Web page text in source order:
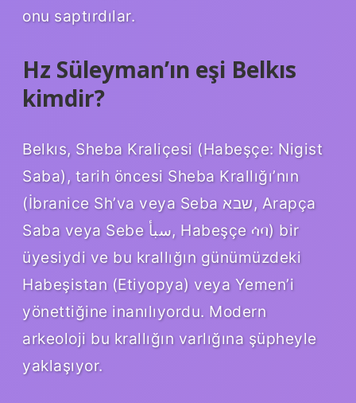
onu saptırdılar.
Hz Süleyman’ın eşi Belkıs
kimdir?
Belkıs, Sheba Kraliçesi (Habeşçe: Nigist
Saba), tarih öncesi Sheba Krallığı’nın
(İbranice Sh’va veya Seba שבא, Arapça
Saba veya Sebe سبأ, Habeşçe ሳባ) bir
üyesiydi ve bu krallığın günümüzdeki
Habeşistan (Etiyopya) veya Yemen’i
yönettiğine inanılıyordu. Modern
arkeoloji bu krallığın varlığına şüpheyle
yaklaşıyor.